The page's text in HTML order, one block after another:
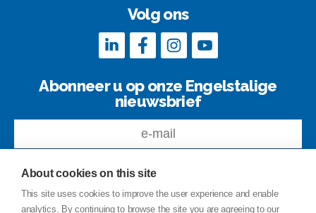
Volg ons
Abonneer u op onze Engelstalige
nieuwsbrief
About cookies on this site
This site uses cookies to improve the user experience and enable
analytics. By continuing to browse the site you are agreeing to our